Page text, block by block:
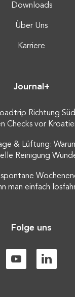
Downloads
Über Uns
Karriere
Journal+
Richtung
Checks vor
& Lüftung:
Reinigung
spontane
man einfach
Folge uns